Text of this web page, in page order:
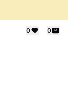
0 0